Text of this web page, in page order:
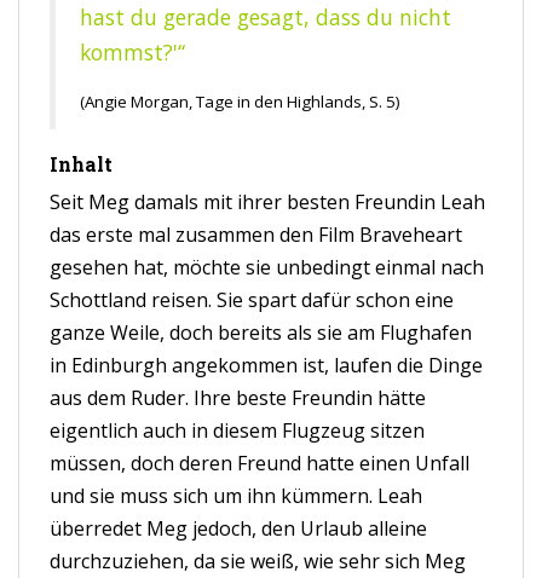
hast du gerade gesagt, dass du nicht
kommst?'“
(Angie Morgan, Tage in den Highlands, S. 5)
Inhalt
Seit Meg damals mit ihrer besten Freundin Leah
das erste mal zusammen den Film Braveheart
gesehen hat, möchte sie unbedingt einmal nach
Schottland reisen. Sie spart dafür schon eine
ganze Weile, doch bereits als sie am Flughafen
in Edinburgh angekommen ist, laufen die Dinge
aus dem Ruder. Ihre beste Freundin hätte
eigentlich auch in diesem Flugzeug sitzen
müssen, doch deren Freund hatte einen Unfall
und sie muss sich um ihn kümmern. Leah
überredet Meg jedoch, den Urlaub alleine
durchzuziehen, da sie weiß, wie sehr sich Meg